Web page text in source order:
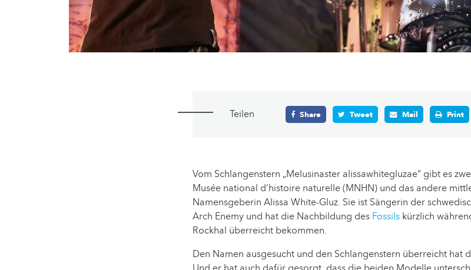
Teilen Share Tweet Mail Print
Vom Schlangenstern „Melusinaster alissawhitegluzae“ gibt es
Musée national d’histoire naturelle (MNHN) und das andere
Namensgeberin Alissa White-Gluz. Sie ist Sängerin der
Arch Enemy und hat die Nachbildung des Fossils kürzlich
Rockhal überreicht bekommen.
Den Namen ausgesucht und den Schlangenstern überreicht hat